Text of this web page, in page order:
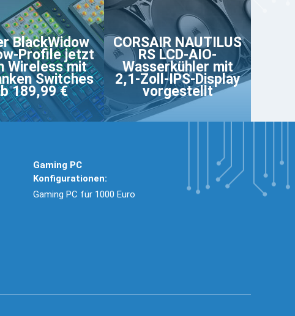
BlackWidow
Profile jetzt
Wireless mit
Switches
189,99 €
CORSAIR NAUTILUS
RS LCD-AIO-
Wasserkühler mit
2,1-Zoll-IPS-Display
vorgestellt
Gaming PC
Konfigurationen:
Gaming PC für 1000 Euro